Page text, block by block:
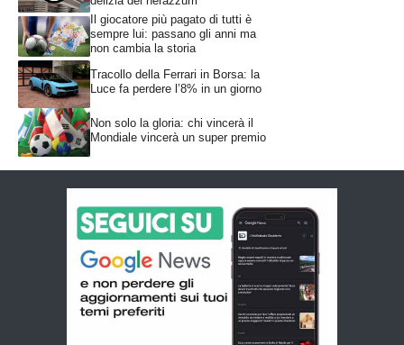
Il giocatore più pagato di tutti è
sempre lui: passano gli anni ma
non cambia la storia
Tracollo della Ferrari in Borsa: la
Luce fa perdere l’8% in un giorno
Non solo la gloria: chi vincerà il
Mondiale vincerà un super premio